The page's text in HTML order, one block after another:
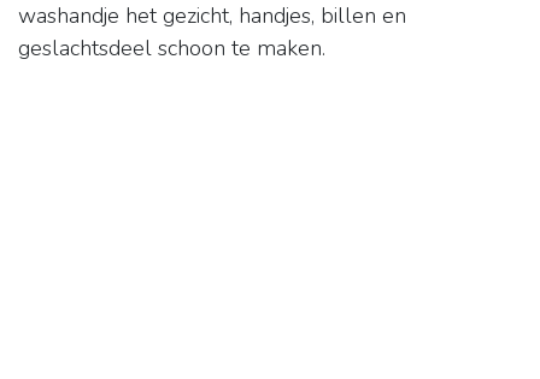
washandje het gezicht, handjes, billen en
geslachtsdeel schoon te maken.